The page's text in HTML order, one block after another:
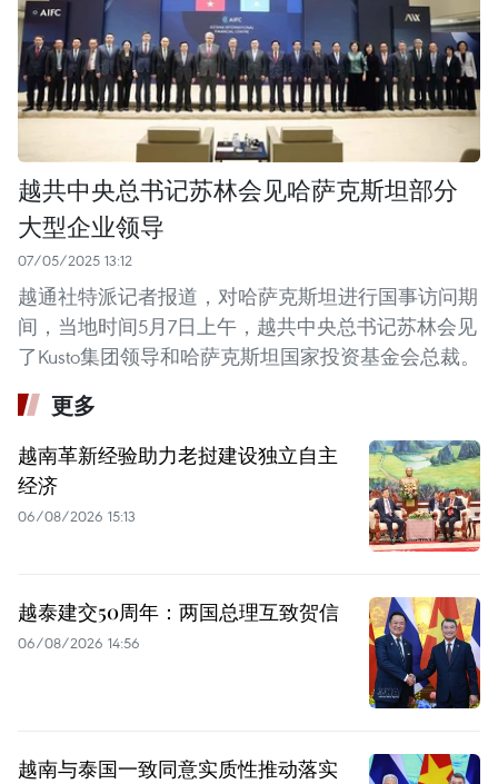
越共中央总书记苏林会见哈萨克斯坦部分
大型企业领导
07/05/2025 13:12
越通社特派记者报道，对哈萨克斯坦进行国事访问期
间，当地时间5月7日上午，越共中央总书记苏林会见
了Kusto集团领导和哈萨克斯坦国家投资基金会总裁。
更多
越南革新经验助力老挝建设独立自主
经济
06/08/2026 15:13
越泰建交50周年：两国总理互致贺信
06/08/2026 14:56
越南与泰国一致同意实质性推动落实